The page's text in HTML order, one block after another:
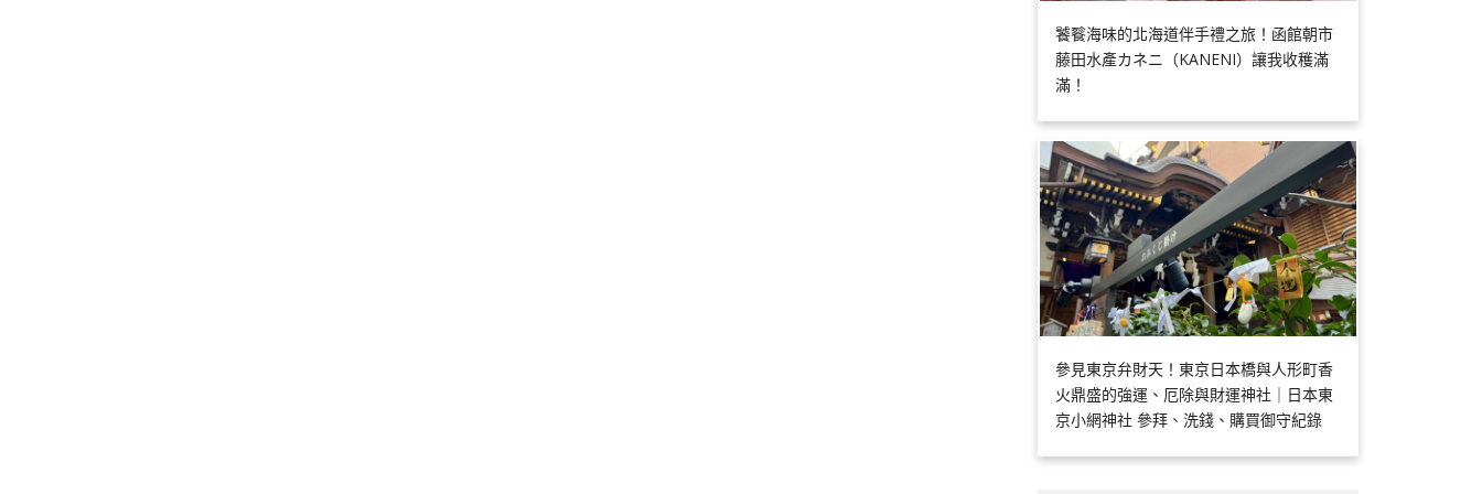
饕餮海味的北海道伴手禮之旅！函館朝市
藤田水產カネニ（KANENI）讓我收穫滿
滿！
參見東京弁財天！東京日本橋與人形町香
火鼎盛的強運、厄除與財運神社｜日本東
京小網神社 參拜、洗錢、購買御守紀錄